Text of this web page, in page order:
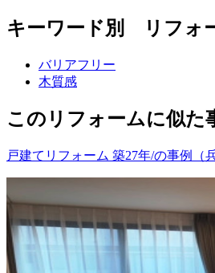
キーワード別 リフォ
バリアフリー
木質感
このリフォームに似た
戸建てリフォーム 築27年/の事例（